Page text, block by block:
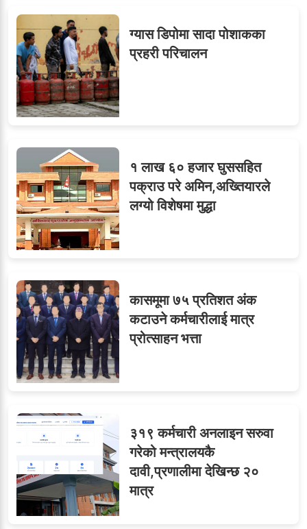
ग्यास डिपोमा सादा पोशाकका
प्रहरी परिचालन
१ लाख ६० हजार घुससहित
पक्राउ परे अमिन,अख्तियारले
लग्यो विशेषमा मुद्धा
कासमूमा ७५ प्रतिशत अंक
कटाउने कर्मचारीलाई मात्र
प्रोत्साहन भत्ता
३१९ कर्मचारी अनलाइन सरुवा
गरेको मन्त्रालयकै
दावी,प्रणालीमा देखिन्छ २०
मात्र